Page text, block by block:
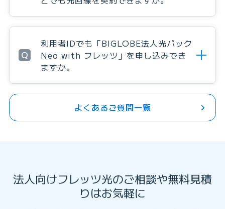
Q
利用者IDでも「BIGLOBE法人光パック
Neo with フレッツ」を申し込みでき
ますか。
よくあるご質問一覧
法人向けフレッツ光のご相談や無料見積
りはお気軽に